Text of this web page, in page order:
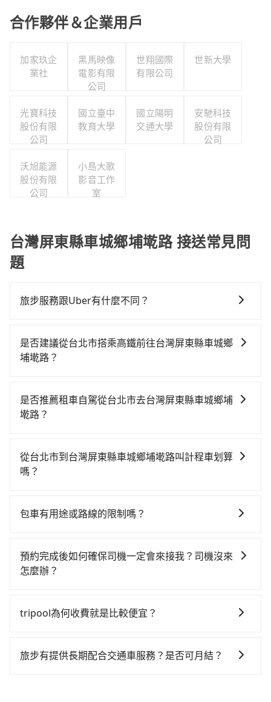
合作夥伴＆企業用戶
加家玖企
業社
黑馬映像
電影有限
公司
世翔國際
有限公司
世新大學
光寶科技
股份有限
公司
國立臺中
教育大學
國立陽明
交通大學
安馳科技
股份有限
公司
沃旭能源
股份有限
公司
小島大歌
影音工作
室
台灣屏東縣車城鄉埔墘路 接送常見問
題
旅步服務跟Uber有什麼不同？
中長程提供最優惠的價格。 (3) 全台服務，不分城市與郊
區。 (4) 有較為嚴謹的乘車時間與取消政策。
是否建議從台北市搭乘高鐵前往台灣屏東縣車城鄉
埔墘路？
高鐵省時、較貴！從最早06:26一直到22:16，台北-左營
一天最多有88班次高鐵可搭乘。假設從台北市中山區前
月台排隊的時間約25分鐘，再乘坐94~134分鐘（平均
114分）的高鐵從台北站前往左營高鐵站，每人票價
東縣車城鄉埔墘路 (屏東縣車城鄉) 的目的地。全程加上
府專車接送，則每人平均花費約1,970元，費時4小時59
分鐘。長距離移動確實搭乘高鐵可以比坐車快21分鐘，
是三人以下要乘車，也可參考tripool的拼車共乘服務，
是否推薦租車自駕從台北市去台灣屏東縣車城鄉埔
墘路？
在車上休息，那在台北市中山區有約95間租車車行，比
方說利達租車、捷笙汽車租賃、華新國際租賃。一般租
Volkswagen T5，一天$4,500起，油錢（每公里約3
里程限定200~400公里，超過還會額外加收100~2,000
元不等的費用。由於絕大多數的租車公司都沒有提供甲
或九人座$8,400。當然這金額比搭計程車便宜，但如果
起點還有段路，且須配合車行營業時間做租還動作，另
從台北市到台灣屏東縣車城鄉埔墘路叫計程車划算
嗎？
灣大車隊、Uber、Line Taxi、Yoxi等，如果在路邊攔不
里程跳錶計算，價格約為10,990~13,200元間，但如改
預約tripool可省高達$5,300。但如果要考慮到回程，屏
綜合以上，無論在價格或服務品質上，tripool都是你從
包車有用途或路線的限制嗎？
灣任何地方，只要是長途交通且途中遵守台灣法律，無
論是清明掃墓、包車旅遊、參加喜宴/喪禮、就醫回診、
上下班，或者任何跨縣市接送的需求，tripool都能滿足
車後一週內寄出電子收據。
預約完成後如何確保司機一定會來接我？司機沒來
怎麼辦？
派車。在出發前一天晚上八點時，會透過電子郵件與簡
繫，可能原本約定的地點不適合暫停而改停靠在附近的
tripool為何收費就是比較便宜？
一次使用tripool的會擔心價格比市價便宜不少，是不是
旅步有提供長期配合交通車服務？是否可月結？